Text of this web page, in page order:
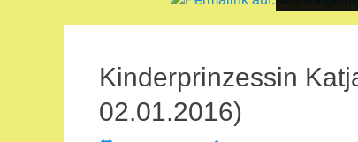
am:
Heike
Jaegers
am:
Heike
Jaegers
Kinderprinzessin
02.01.2016)